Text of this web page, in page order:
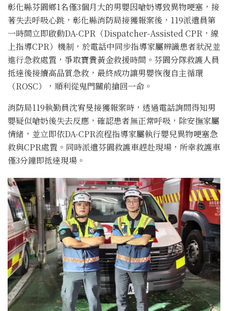
彰化縣芬園鄉1名僅3個月大的男嬰因嗆奶導致異物哽塞，接
著失去呼吸心跳，彰化縣消防局接獲報案後，119派遣員第
一時間立即啟動DA-CPR（Dispatcher-Assisted CPR，線
上指導CPR）機制，於電話中同步指導家屬辨識患者狀況並
進行急救處置，爭取寶貴黃金救援時間。芬園分隊救護人員
抵達後接續高品質急救，最終成功讓男嬰恢復自主循環
（ROSC），順利從鬼門關前搶回一命。
消防局119執勤員沈宥旻接獲報案時，透過電話詢問得知男
嬰疑似嗆奶後失去反應，確認患者無正常呼吸，除安撫家屬
情緒，並立即依DA-CPR流程指導家屬執行嬰兒異物哽塞急
救與CPR處置。同時派遣芬園救護車趕赴現場，所幸救護車
僅3分鐘即抵達現場。